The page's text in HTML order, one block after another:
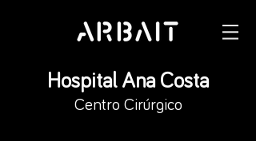
Hospital Ana Costa
Centro Cirúrgico